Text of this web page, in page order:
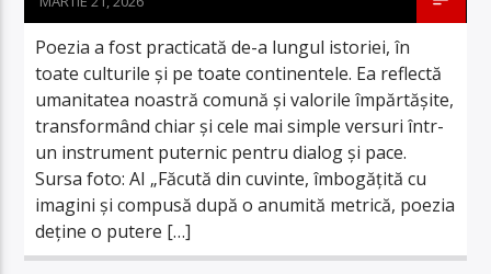
Poezia a fost practicată de-a lungul istoriei, în
toate culturile și pe toate continentele. Ea reflectă
umanitatea noastră comună și valorile împărtășite,
transformând chiar și cele mai simple versuri într-
un instrument puternic pentru dialog și pace.
Sursa foto: AI „Făcută din cuvinte, îmbogățită cu
imagini și compusă după o anumită metrică, poezia
deține o putere […]